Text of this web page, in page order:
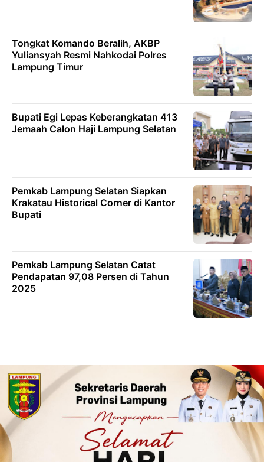
Tongkat Komando Beralih, AKBP
Yuliansyah Resmi Nahkodai Polres
Lampung Timur
Bupati Egi Lepas Keberangkatan 413
Jemaah Calon Haji Lampung Selatan
Pemkab Lampung Selatan Siapkan
Krakatau Historical Corner di Kantor
Bupati
Pemkab Lampung Selatan Catat
Pendapatan 97,08 Persen di Tahun
2025